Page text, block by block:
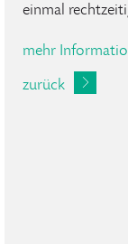
einmal
mehr
zurück